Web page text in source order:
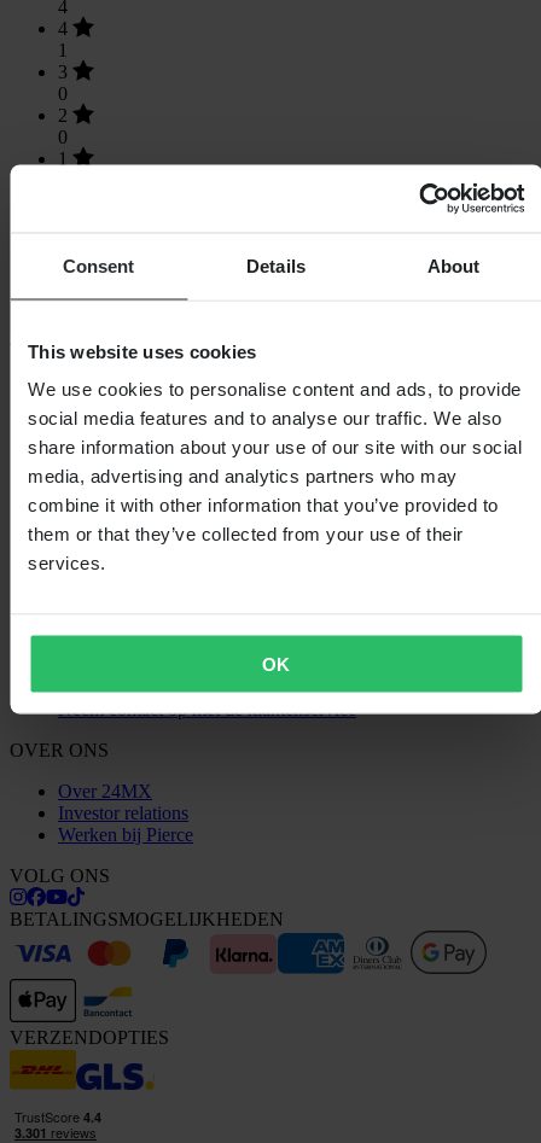
Consent Details About
This website uses cookies
We use cookies to personalise content and ads, to provide
social media features and to analyse our traffic. We also
share information about your use of our site with our social
media, advertising and analytics partners who may
combine it with other information that you’ve provided to
them or that they’ve collected from your use of their
services.
OK
4
4
1
3
0
2
0
1
Laden...
Algemene Voorwaarden
Verzending & levering
Betaling
Retourneren
Informatie over recycling
Claims & klachten
Vragen & antwoorden
Neem contact op met de klantenservice
OVER ONS
Over 24MX
Investor relations
Werken bij Pierce
VOLG ONS
BETALINGSMOGELIJKHEDEN
VERZENDOPTIES